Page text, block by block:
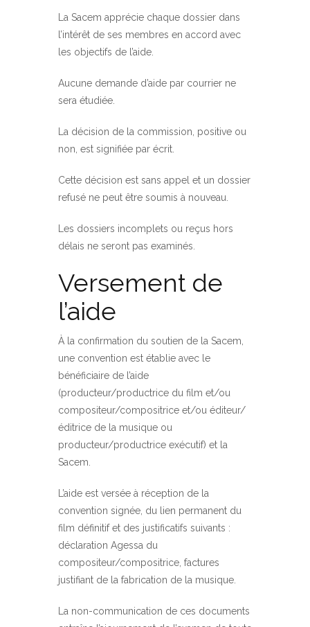
La Sacem apprécie chaque dossier dans
l’intérêt de ses membres en accord avec
les objectifs de l’aide.
Aucune demande d’aide par courrier ne
sera étudiée.
La décision de la commission, positive ou
non, est signifiée par écrit.
Cette décision est sans appel et un dossier
refusé ne peut être soumis à nouveau.
Les dossiers incomplets ou reçus hors
délais ne seront pas examinés.
Versement de
l’aide
À la confirmation du soutien de la Sacem,
une convention est établie avec le
bénéficiaire de l’aide
(producteur/productrice du film et/ou
compositeur/compositrice et/ou éditeur/
éditrice de la musique ou
producteur/productrice exécutif) et la
Sacem.
L’aide est versée à réception de la
convention signée, du lien permanent du
film définitif et des justificatifs suivants :
déclaration Agessa du
compositeur/compositrice, factures
justifiant de la fabrication de la musique.
La non-communication de ces documents